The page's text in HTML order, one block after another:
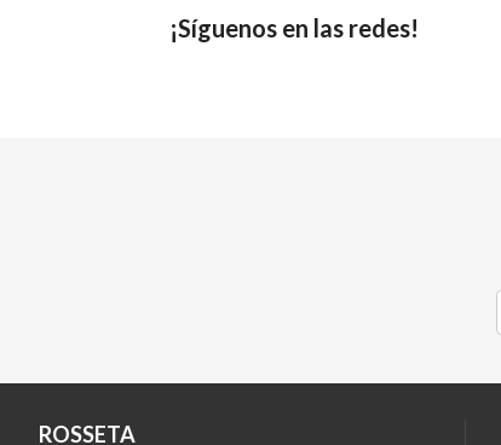
¡Síguenos en las redes!
ROSSETA